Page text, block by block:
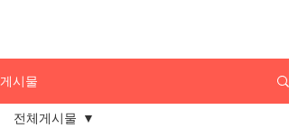
게시물
전체게시물